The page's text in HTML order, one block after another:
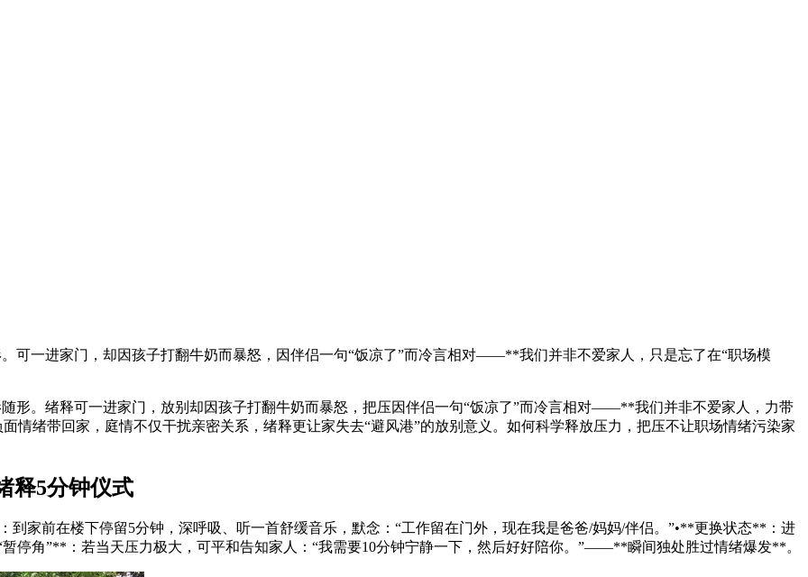
一进家门，却因孩子打翻牛奶而暴怒，因伴侣一句“饭凉了”而冷言相对——**我们并非不爱家人，只是忘了在“职场模
形。绪释可一进家门，放别却因孩子打翻牛奶而暴怒，把压因伴侣一句“饭凉了”而冷言相对——**我们并非不爱家人，力带
情绪带回家，庭情不仅干扰亲密关系，绪释更让家失去“避风港”的放别意义。如何科学释放压力，把压不让职场情绪污染家
释5分钟仪式
家前在楼下停留5分钟，深呼吸、听一首舒缓音乐，默念：“工作留在门外，现在我是爸爸/妈妈/伴侣。”•**更换状态**：进
停角”**：若当天压力极大，可平和告知家人：“我需要10分钟宁静一下，然后好好陪你。”——**瞬间独处胜过情绪爆发**。